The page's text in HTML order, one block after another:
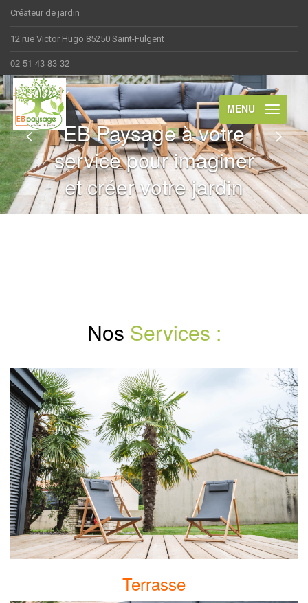
Créateur de jardin
12 rue Victor Hugo 85250 Saint-Fulgent
02 51 43 83 32
MENU
< >
EB Paysage à votre
service pour imaginer
et créer votre jardin
Nos Services :
Terrasse